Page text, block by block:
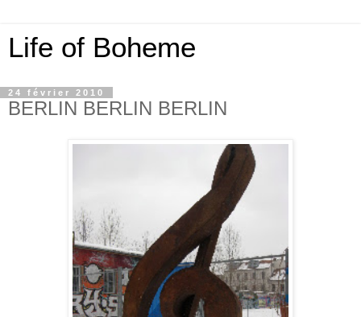
Life of Boheme
24 février 2010
BERLIN BERLIN BERLIN